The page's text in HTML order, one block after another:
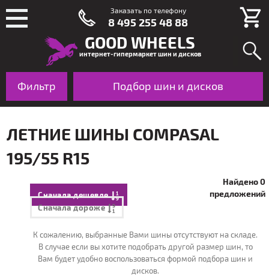
GOOD WHEELS
интернет-гипермаркет шин и дисков
Подбор шин и дисков
Фильтр Шины Диски По авто
ЛЕТНИЕ ШИНЫ COMPASAL
195/55 R15
Сначала дешевле
Сначала дороже
Найдено 0
предложений
К сожалению, выбранные Вами шины отсутствуют на складе.
В случае если вы хотите подобрать другой размер шин, то
Вам будет удобно воспользоваться формой подбора шин и
дисков.
Заказать по телефону
8 495 255 48 88